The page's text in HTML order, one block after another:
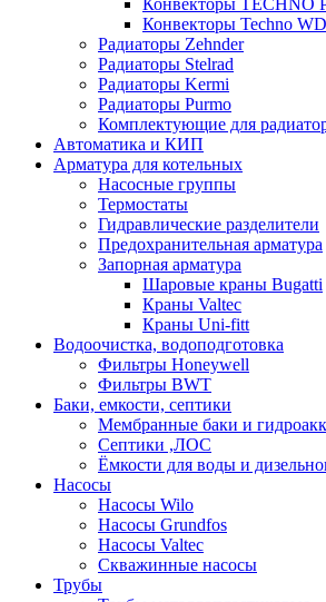
Конвекторы TECHNO
Конвекторы Techno WD
Радиаторы Zehnder
Радиаторы Stelrad
Радиаторы Kermi
Радиаторы Purmo
Комплектующие для
Автоматика и КИП
Арматура для котельных
Насосные группы
Термостаты
Гидравлические разделители
Предохранительная арматура
Запорная арматура
Шаровые краны Bugatti
Краны Valtec
Краны Uni-fitt
Водоочистка, водоподготовка
Фильтры Honeywell
Фильтры BWT
Баки, емкости, септики
Мембранные баки и
Септики ,ЛОС
Ёмкости для воды и
Насосы
Насосы Wilo
Насосы Grundfos
Насосы Valtec
Скважинные насосы
Трубы